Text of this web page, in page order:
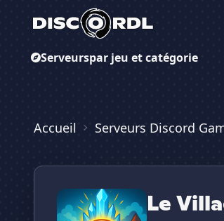
Serveurspar jeu et catégorie
Accueil Serveurs Discord
Le